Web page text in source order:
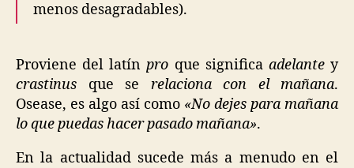
menos desagradables).
Proviene del latínpro que significa adelantey
crastinus que se relaciona con el mañana.
Osease, es algo así como «No dejes para mañana
lo que puedas hacer pasado mañana».
En la actualidad sucede más a menudo en el